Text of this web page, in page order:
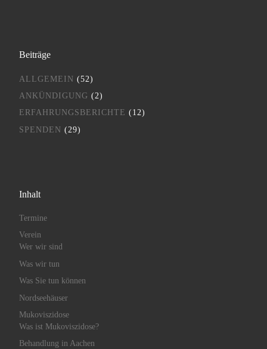
Beiträge
ALLGEMEIN (52)
ANKÜNDIGUNG (2)
ERFAHRUNGSBERICHTE (12)
SPENDEN (29)
Inhalt
Termine
Verein
Wer wir sind
Was wir tun
Was Sie tun können
Nordseehäuser
Mukoviszidose
Was ist Mukoviszidose?
Behandlung in Aachen